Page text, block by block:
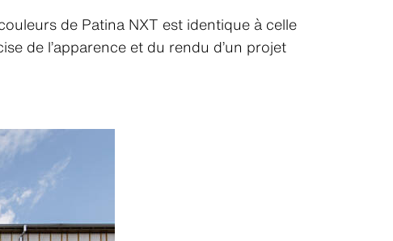
de Patina NXT est identique à celle
de l’apparence et du rendu d’un projet